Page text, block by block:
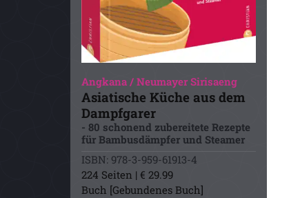
Angkana / Neumayer Sirisaeng
Asiatische Küche aus dem
Dampfgarer
- 80 schonend zubereitete Rezepte
für Bambusdämpfer und Steamer
ISBN: 978-3-959-61913-4
224 Seiten | € 29.99
Buch [Gebundenes Buch]